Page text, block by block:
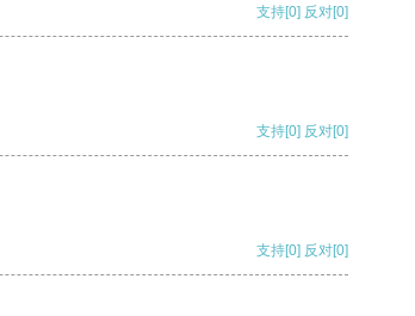
支持[0] 反对[0]
支持[0] 反对[0]
支持[0] 反对[0]